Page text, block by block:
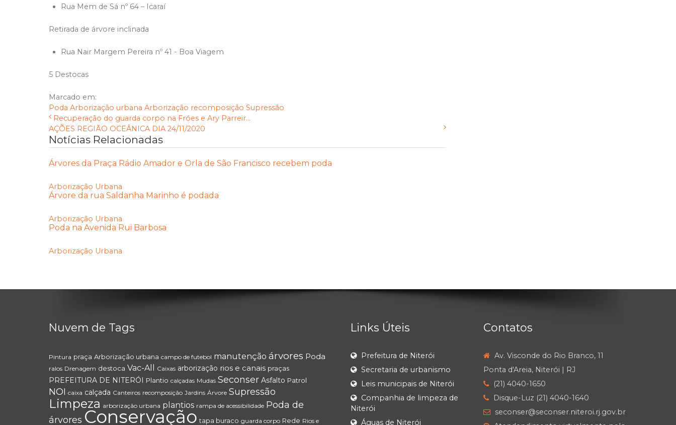
Rua Mem de Sá nº 64 – Icaraí
Retirada de árvore inclinada
Rua Nair Margem Pereira nº 41 - Boa Viagem
5 Destocas
Marcado em:
Poda Arborização urbana Arborização recomposição Supressão
Recuperação do guarda corpo na Fróes e Ary Parreir...
AÇÕES REGIÃO OCEÂNICA DIA 24/11/2020
Notícias Relacionadas
Árvores da Praça Rádio Amador e Orla de São Francisco recebem poda
Arborização Urbana
Árvore da rua Saldanha Marinho é podada
Arborização Urbana
Poda na Avenida Rui Barbosa
Arborização Urbana
Nuvem de Tags
Pintura praça Arborização urbana campo de futebol manutenção árvores Poda
ralos Drenagem destoca Vac-All Caixas arborização rios e canais praças
PREFEITURA DE NITERÓI Plantio calçadas Mudas Seconser Asfalto Patrol
NOI caixa calçada Canteiros recomposição Jardins Árvore Supressão
Limpeza arborização urbana plantios rampa de acessibilidade Poda de
árvores Conservação tapa buraco guarda corpo Rede Rios e
Links Úteis
Prefeitura de Niterói
Secretaria de urbanismo
Leis municipais de Niterói
Companhia de limpeza de
Niterói
Águas de Niterói
Contatos
Av. Visconde do Rio Branco, 11
Ponta d'Areia, Niterói | RJ
(21) 4040-1650
Disque-Luz (21) 4040-1640
seconser@seconser.niteroi.rj.gov.br